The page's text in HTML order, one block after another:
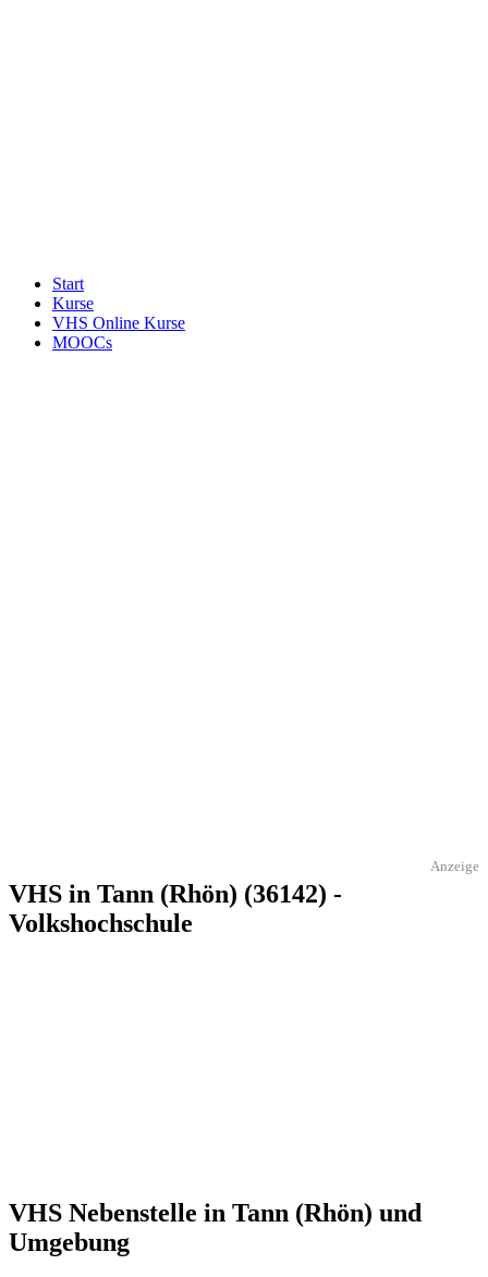
Start
Kurse
VHS Online Kurse
MOOCs
Anzeige
VHS in Tann (Rhön) (36142) -
Volkshochschule
VHS Nebenstelle in Tann (Rhön) und
Umgebung